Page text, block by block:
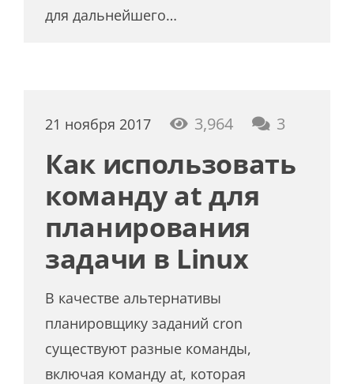
для дальнейшего…
21 ноября 2017 3,964 3
Как использовать
команду at для
планирования
задачи в Linux
В качестве альтернативы
планировщику заданий cron
существуют разные команды,
включая команду at, которая